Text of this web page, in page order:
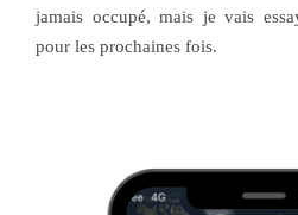
jamais occupé, mais je vais
pour les prochaines fois.